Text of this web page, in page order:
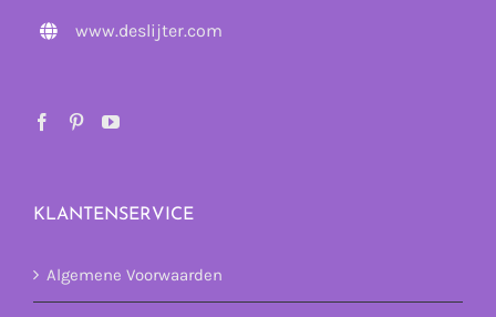
www.deslijter.com
KLANTENSERVICE
Algemene Voorwaarden